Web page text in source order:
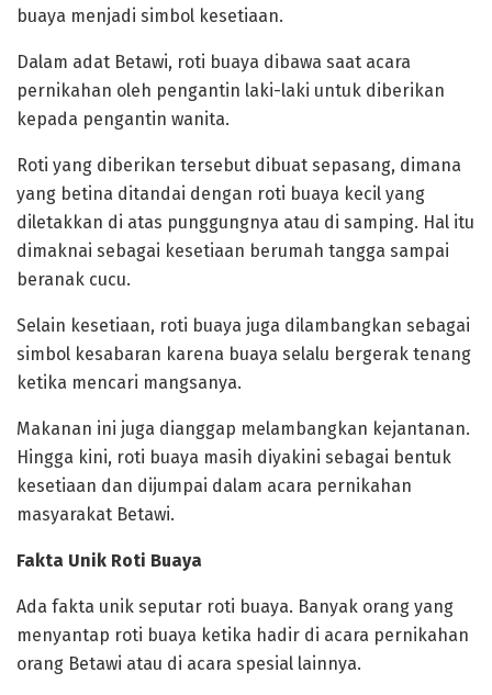
buaya menjadi simbol kesetiaan.
‎Dalam adat Betawi, roti buaya dibawa saat acara
pernikahan oleh pengantin laki-laki untuk diberikan
kepada pengantin wanita.
Roti yang diberikan tersebut dibuat sepasang, dimana
yang betina ditandai dengan roti buaya kecil yang
diletakkan di atas punggungnya atau di samping. Hal itu
dimaknai sebagai kesetiaan berumah tangga sampai
beranak cucu.
‎Selain kesetiaan, roti buaya juga dilambangkan sebagai
simbol kesabaran karena buaya selalu bergerak tenang
ketika mencari mangsanya.
Makanan ini juga dianggap melambangkan kejantanan.
Hingga kini, roti buaya masih diyakini sebagai bentuk
kesetiaan dan dijumpai dalam acara pernikahan
masyarakat Betawi.
‎Fakta Unik Roti Buaya
‎Ada fakta unik seputar roti buaya. Banyak orang yang
menyantap roti buaya ketika hadir di acara pernikahan
orang Betawi atau di acara spesial lainnya.